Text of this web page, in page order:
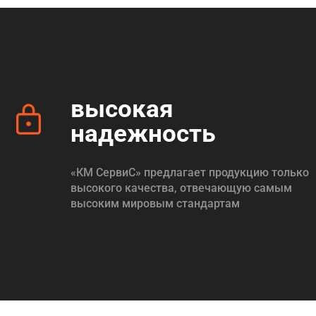
высокая
надежность
«КМ СервиС» предлагает продукцию только
высокого качества, отвечающую самым
высоким мировым стандартам